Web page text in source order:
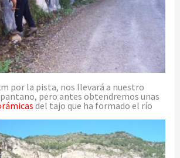
por la pista, nos llevará a nuestro
pero antes obtendremos unas
del tajo que ha formado el río